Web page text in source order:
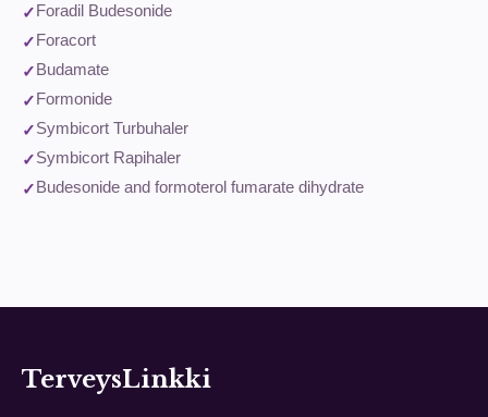
Foradil Budesonide
Foracort
Budamate
Formonide
Symbicort Turbuhaler
Symbicort Rapihaler
Budesonide and formoterol fumarate dihydrate
TerveysLinkki